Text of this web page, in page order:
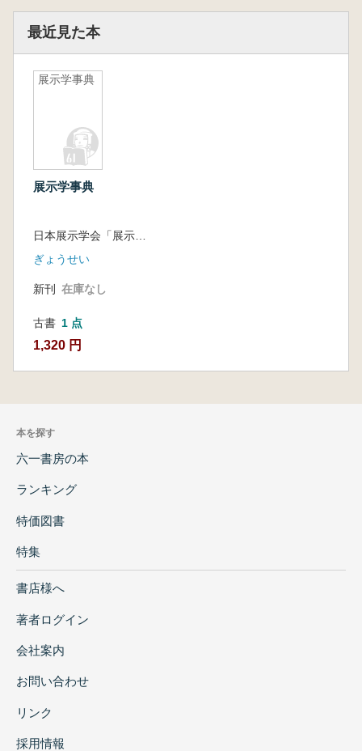
最近見た本
展示学事典
展示学事典
ぎょうせい
新刊 在庫なし
古書 1 点
1,320 円
本を探す
六一書房の本
ランキング
特価図書
特集
書店様へ
著者ログイン
会社案内
お問い合わせ
リンク
採用情報